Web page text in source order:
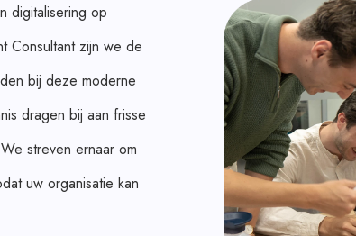
digitalisering op
Consultant zijn we de
bij deze moderne
dragen bij aan frisse
streven ernaar om
uw organisatie kan